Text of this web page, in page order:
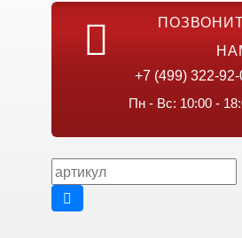
+7 (499) 322-
Пн - Вс: 10:00 -